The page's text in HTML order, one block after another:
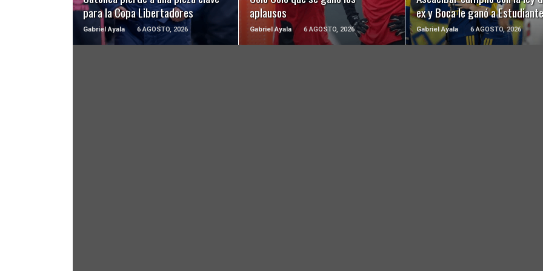
para la Copa Libertadores
Gabriel Ayala 6 AGOSTO, 2026
aplausos
Gabriel Ayala 6 AGOSTO, 2026
ex y Boca le ganó a
Gabriel Ayala 6 AGOSTO, 2026